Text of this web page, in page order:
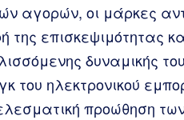
αγορών, οι μάρκες
επισκεψιμότητας
δυναμικής
ηλεκτρονικού
προώθηση